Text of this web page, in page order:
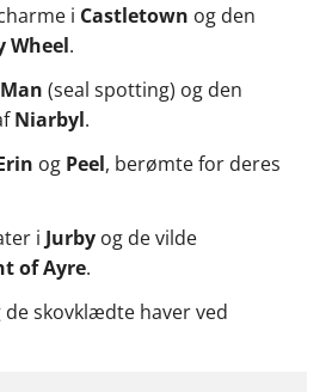
i Castletown og den
Wheel.
(seal spotting) og den
Niarbyl.
og Peel, berømte for deres
i Jurby og de vilde
of Ayre.
skovklædte haver ved